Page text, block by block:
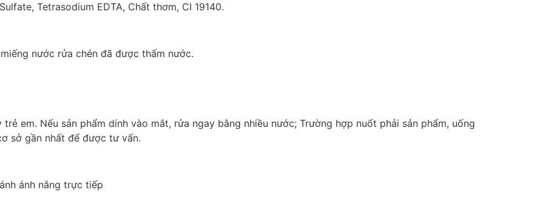
Tetrasodium EDTA, Chất thơm, CI 19140.
nước rửa chén đã được thấm nước.
em. Nếu sản phẩm dính vào mắt, rửa ngay bằng nhiều nước; Trường hợp nuốt phải sản phẩm, uống
sở gần nhất để được tư vấn.
ánh nắng trực tiếp